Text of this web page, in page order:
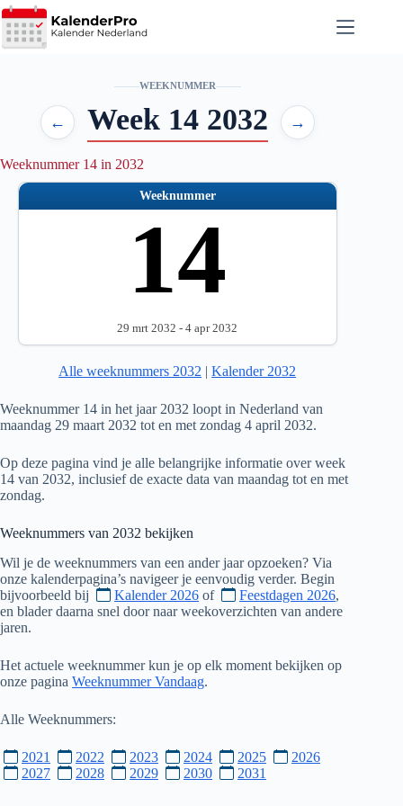
Ga
naar
de
WEEKNUMMER
← Week 14 2032 →
Weeknummer 14 in 2032
Weeknummer
14
29 mrt 2032 - 4 apr 2032
Alle weeknummers 2032 |Kalender 2032
Weeknummer 14 in het jaar 2032 loopt in Nederland van
maandag 29 maart 2032 tot en met zondag 4 april 2032.
Op deze pagina vind je alle belangrijke informatie over week
14 van 2032, inclusief de exacte data van maandag tot en met
zondag.
Weeknummers van 2032 bekijken
Wil je de weeknummers van een ander jaar opzoeken? Via
onze kalenderpagina’s navigeer je eenvoudig verder. Begin
bijvoorbeeld bij
Kalender 2026 of Feestdagen 2026,
en blader daarna snel door naar weekoverzichten van andere
jaren.
Het actuele weeknummer kun je op elk moment bekijken op
onze pagina Weeknummer Vandaag.
Alle Weeknummers:
2021 2022 2023 2024 2025
2026
2027
2028 2029 2030 2031